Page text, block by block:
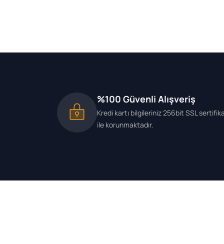
%100 Güvenli Alışveriş
Kredi kartı bilgileriniz 256bit SSL
ile korunmaktadır.